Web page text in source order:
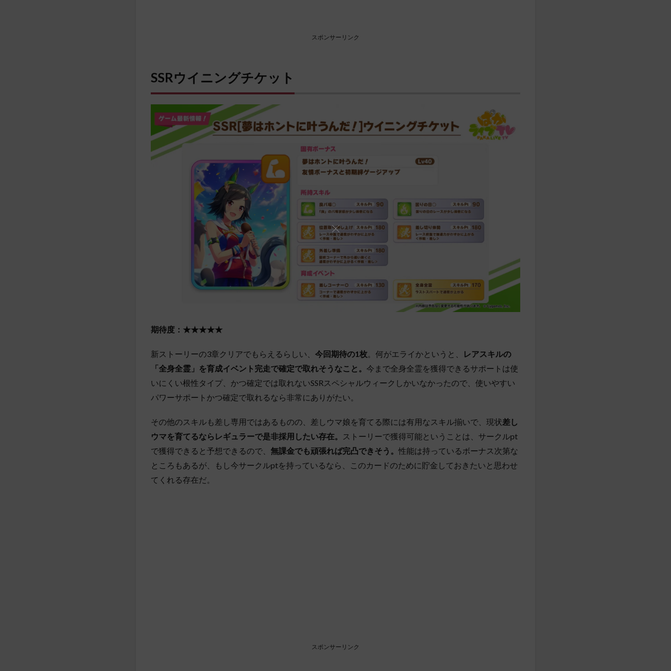
スポンサーリンク
SSRウイニングチケット
期待度：★★★★★
新ストーリーの3章クリアでもらえるらしい、 今回期待の1枚 。何がエライかというと、
レアスキルの
「全身全霊」を育成イベント完走で確定で取れそうなこと。 今まで全身全霊を獲得できるサポートは使
いにくい根性タイプ、かつ確定では取れないSSRスペシャルウィークしかいなかったので、使いやすい
パワーサポートかつ確定で取れるなら非常にありがたい。
その他のスキルも差し専用ではあるものの、差しウマ娘を育てる際には有用なスキル揃いで、現状差し
ウマを育てるならレギュラーで是非採用したい存在。
ストーリーで獲得可能ということは、サークルpt
で獲得できると予想できるので、 無課金でも頑張れば完凸できそう。 性能は持っているボーナス次第な
ところもあるが、もし今サークルptを持っているなら、このカードのために貯金しておきたいと思わせ
てくれる存在だ。
スポンサーリンク